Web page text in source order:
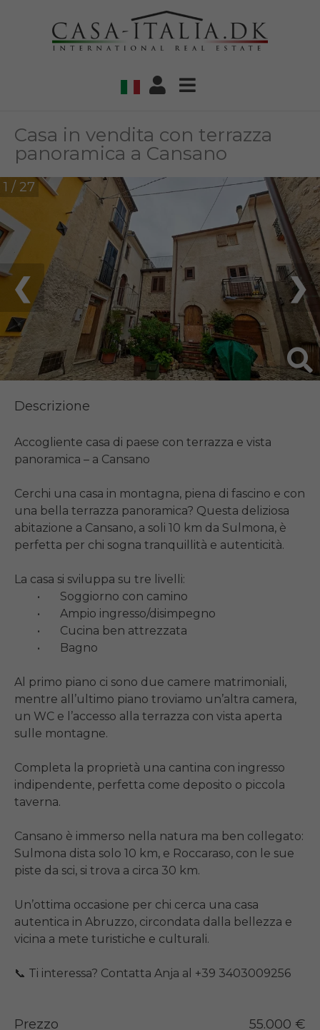
Casa in vendita con terrazza
panoramica a Cansano
1 / 27
❮ ❯
Descrizione
Accogliente casa di paese con terrazza e vista
panoramica – a Cansano
Cerchi una casa in montagna, piena di fascino e con
una bella terrazza panoramica? Questa deliziosa
abitazione a Cansano, a soli 10 km da Sulmona, è
perfetta per chi sogna tranquillità e autenticità.
La casa si sviluppa su tre livelli:
Al primo piano ci sono due camere matrimoniali,
mentre all’ultimo piano troviamo un’altra camera,
un WC e l’accesso alla terrazza con vista aperta
sulle montagne.
Completa la proprietà una cantina con ingresso
indipendente, perfetta come deposito o piccola
taverna.
Cansano è immerso nella natura ma ben collegato:
Sulmona dista solo 10 km, e Roccaraso, con le sue
piste da sci, si trova a circa 30 km.
Un’ottima occasione per chi cerca una casa
autentica in Abruzzo, circondata dalla bellezza e
vicina a mete turistiche e culturali.
📞 Ti interessa? Contatta Anja al +39 3403009256
Prezzo
55.000 €